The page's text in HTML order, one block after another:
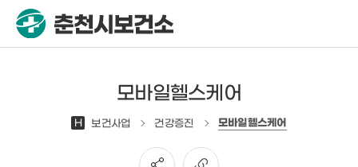
모바일헬스케어
H 보건사업 건강증진 모바일헬스케어